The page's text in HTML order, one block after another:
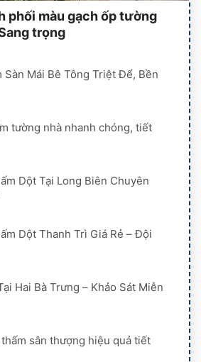
phối màu gạch ốp tường
trọng
Sàn Mái Bê Tông Triệt Để, Bền
tường nhà nhanh chóng, tiết
Dột Tại Long Biên Chuyên
Dột Thanh Trì Giá Rẻ – Đội
Hai Bà Trưng – Khảo Sát Miễn
sân thượng hiệu quả tiết